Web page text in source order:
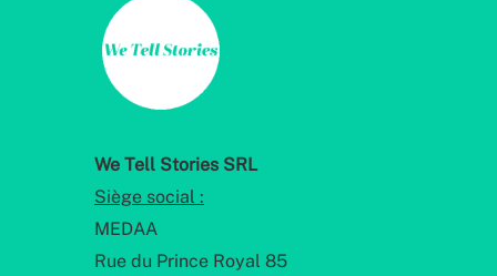
We Tell Stories SRL
Siège social :
MEDAA
Rue du Prince Royal 85